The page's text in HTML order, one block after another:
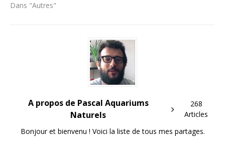
Dans "Autres"
A propos de Pascal Aquariums
Naturels
268
Articles
Bonjour et bienvenu ! Voici la liste de tous mes partages.